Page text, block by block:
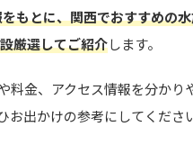
もとに、関西でおすすめの
厳選してご紹介します。
料金、アクセス情報を分かり
お出かけの参考にしてくださ